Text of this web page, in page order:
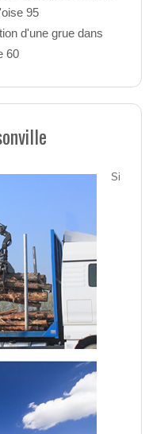
95
d'une grue dans
60
Si